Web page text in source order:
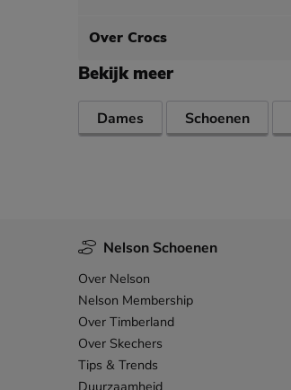
Over Crocs
Bekijk meer
Dames Schoenen
Nelson Schoenen
Over Nelson
Nelson Membership
Over Timberland
Over Skechers
Tips & Trends